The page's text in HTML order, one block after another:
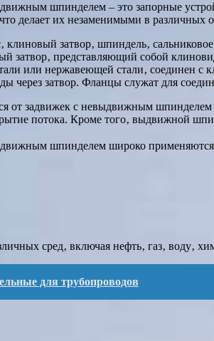
шпинделем – это запорные
делает их незаменимыми в различных
затвор‚ шпиндель‚
затвор‚ представляющий собой
или нержавеющей стали‚ соединен
через затвор. Фланцы служат для
задвижек с невыдвижным шпинделем
потока. Кроме того‚ выдвижной
шпинделем широко применяются
сред‚ включая нефть‚ газ‚ воду‚
для трубопроводов